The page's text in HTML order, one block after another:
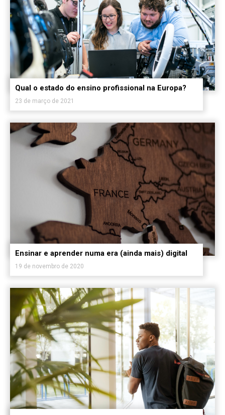
Qual o estado do ensino profissional na Europa?
23 de março de 2021
Ensinar e aprender numa era (ainda mais) digital
19 de novembro de 2020